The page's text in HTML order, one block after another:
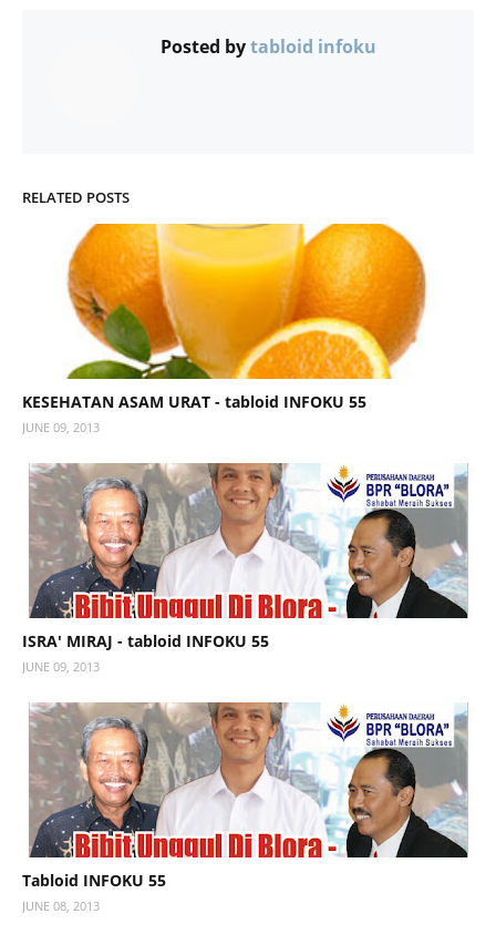
Posted bytabloid infoku
RELATED POSTS
KESEHATAN ASAM URAT - tabloid INFOKU 55
JUNE 09, 2013
ISRA' MIRAJ - tabloid INFOKU 55
JUNE 09, 2013
Tabloid INFOKU 55
JUNE 08, 2013